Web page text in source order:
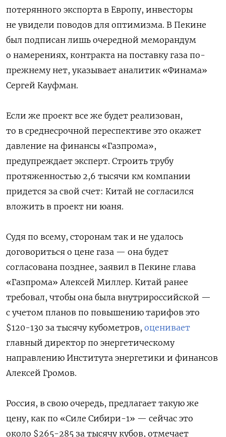
потерянного экспорта в Европу, инвесторы
не увидели поводов для оптимизма. В Пекине
был подписан лишь очередной меморандум
о намерениях, контракта на поставку газа по-
прежнему нет, указывает аналитик «Финама»
Сергей Кауфман.
Если же проект все же будет реализован,
то в среднесрочной переспективе это окажет
давление на финансы «Газпрома»,
предупреждает эксперт. Строить трубу
протяженностью 2,6 тысячи км компании
придется за свой счет: Китай не согласился
вложить в проект ни юаня.
Судя по всему, сторонам так и не удалось
договориться о цене газа — она будет
согласована позднее, заявил в Пекине глава
«Газпрома» Алексей Миллер. Китай ранее
требовал, чтобы она была внутрироссийской —
с учетом планов по повышению тарифов это
$120-130 за тысячу кубометров, оценивает
главный директор по энергетическому
направлению Института энергетики и финансов
Алексей Громов.
Россия, в свою очередь, предлагает такую же
цену, как по «Силе Сибири-1» — сейчас это
около $265-285 за тысячу кубов, отмечает